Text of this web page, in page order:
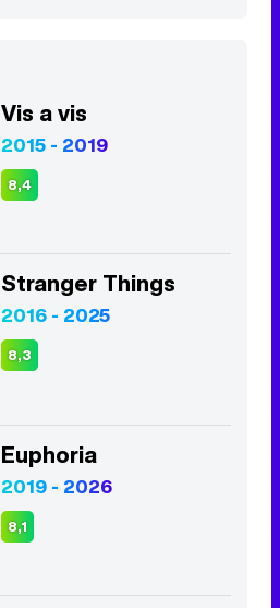
Vis a vis
2015 - 2019
8,4
Stranger Things
2016 - 2025
8,3
Euphoria
2019 - 2026
8,1